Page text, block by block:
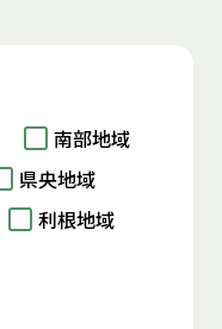
南部地域
県央地域
利根地域